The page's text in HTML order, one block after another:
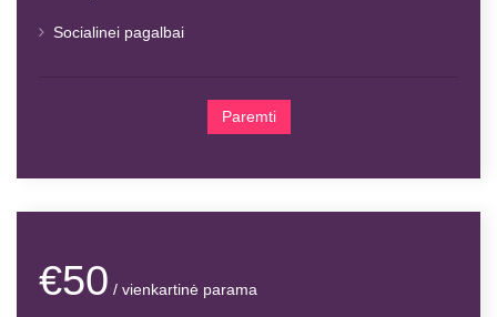
Socialinei pagalbai
Paremti
€50 / vienkartinė parama